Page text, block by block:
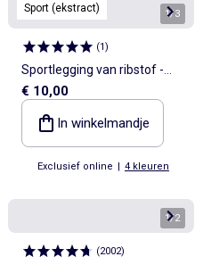
Sport (ekstract) 1/3
(1)
Sportlegging van ribstof -
(ekstract)
€ 10,00
In winkelmandje
Exclusief online | 4 kleuren
1/2
(2002)